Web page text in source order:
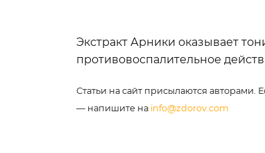
Экстракт Арники оказывает
противовоспалительное
Статьи на сайт присылаются авторами.
— напишите на info@zdorov.com